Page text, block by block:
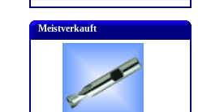
Meistverkauft